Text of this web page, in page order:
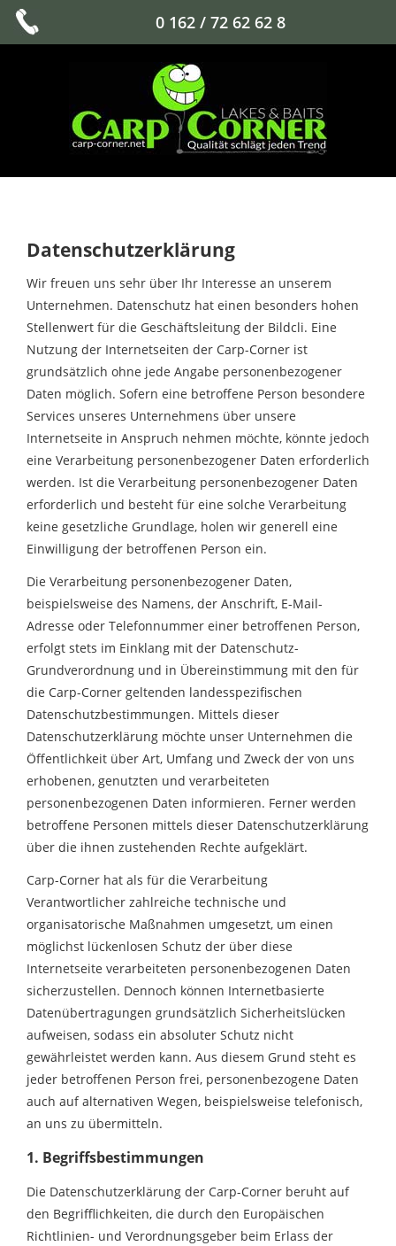
0 162 / 72 62 62 8
Datenschutzerklärung
Wir freuen uns sehr über Ihr Interesse an unserem
Unternehmen. Datenschutz hat einen besonders hohen
Stellenwert für die Geschäftsleitung der Bildcli. Eine
Nutzung der Internetseiten der Carp-Corner ist
grundsätzlich ohne jede Angabe personenbezogener
Daten möglich. Sofern eine betroffene Person besondere
Services unseres Unternehmens über unsere
Internetseite in Anspruch nehmen möchte, könnte jedoch
eine Verarbeitung personenbezogener Daten erforderlich
werden. Ist die Verarbeitung personenbezogener Daten
erforderlich und besteht für eine solche Verarbeitung
keine gesetzliche Grundlage, holen wir generell eine
Einwilligung der betroffenen Person ein.
Die Verarbeitung personenbezogener Daten,
beispielsweise des Namens, der Anschrift, E-Mail-
Adresse oder Telefonnummer einer betroffenen Person,
erfolgt stets im Einklang mit der Datenschutz-
Grundverordnung und in Übereinstimmung mit den für
die Carp-Corner geltenden landesspezifischen
Datenschutzbestimmungen. Mittels dieser
Datenschutzerklärung möchte unser Unternehmen die
Öffentlichkeit über Art, Umfang und Zweck der von uns
erhobenen, genutzten und verarbeiteten
personenbezogenen Daten informieren. Ferner werden
betroffene Personen mittels dieser Datenschutzerklärung
über die ihnen zustehenden Rechte aufgeklärt.
Carp-Corner hat als für die Verarbeitung
Verantwortlicher zahlreiche technische und
organisatorische Maßnahmen umgesetzt, um einen
möglichst lückenlosen Schutz der über diese
Internetseite verarbeiteten personenbezogenen Daten
sicherzustellen. Dennoch können Internetbasierte
Datenübertragungen grundsätzlich Sicherheitslücken
aufweisen, sodass ein absoluter Schutz nicht
gewährleistet werden kann. Aus diesem Grund steht es
jeder betroffenen Person frei, personenbezogene Daten
auch auf alternativen Wegen, beispielsweise telefonisch,
an uns zu übermitteln.
1. Begriffsbestimmungen
Die Datenschutzerklärung der Carp-Corner beruht auf
den Begrifflichkeiten, die durch den Europäischen
Richtlinien- und Verordnungsgeber beim Erlass der